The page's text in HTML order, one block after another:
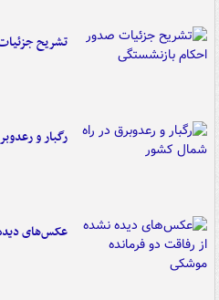
تشریح
رگبار و
عکس‌های